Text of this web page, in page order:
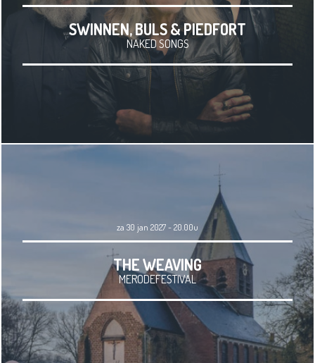
SWINNEN, BULS & PIEDFORT
NAKED SONGS
za 30 jan 2027 - 20.00u
THE WEAVING
MERODEFESTIVAL